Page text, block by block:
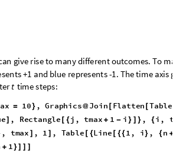
an give riseto manydifferentoutcomes. To ma
sents+1 and blue represents-1. Thetime axis g
er t timesteps:
ax = 10} , Graphics@ Join [ Flatten [Table
e] , Rectangle [ {j , tmax + 1 - i } ] } , {i , t
, tmax ] , 1 ] , Table [ {Line [ {{1, i} , {n +
+ 1}] ] ]